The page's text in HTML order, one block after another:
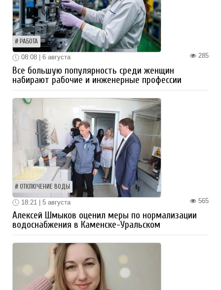
РАБОТА
285
08:08 | 6 августа
Все большую популярность среди женщин
набирают рабочие и инженерные профессии
ОТКЛЮЧЕНИЕ ВОДЫ
565
18:21 | 5 августа
Алексей Шмыков оценил меры по нормализации
водоснабжения в Каменске-Уральском